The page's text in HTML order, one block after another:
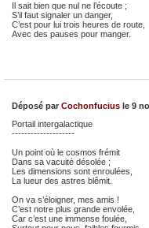
Il sait bien que nul ne l’écoute ;
S’il faut signaler un danger,
C’est pour lui trois heures de route,
Avec des pauses pour manger.
Déposé par Cochonfucius le 9
Portail intergalactique
--------------------
Un point où le cosmos frémit
Dans sa vacuité désolée ;
Les dimensions sont enroulées,
La lueur des astres blêmit.
On va s’éloigner, mes amis !
C’est notre plus grande envolée,
Car c’est une immense foulée,